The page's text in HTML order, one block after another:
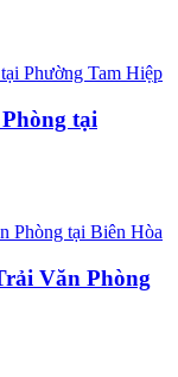
tại
Văn Phòng